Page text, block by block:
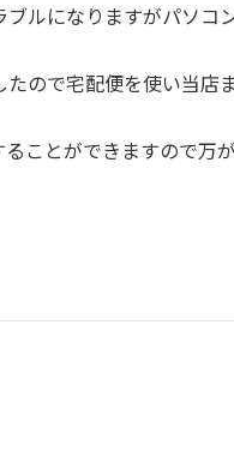
ルになりますがパソコ
ので宅配便を使い当店
ことができますので万